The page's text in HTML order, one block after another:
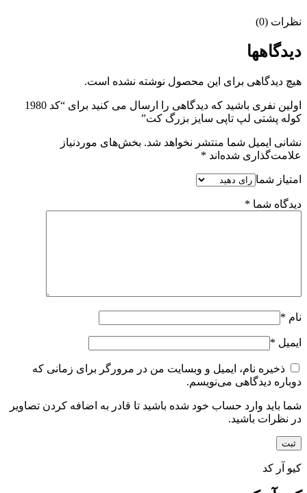
نظرات (0)
دیدگاهها
هیچ دیدگاهی برای این محصول نوشته نشده است.
اولین نفری باشید که دیدگاهی را ارسال می کنید برای “کد 1980
کوله پشتی لپ تاپی سایز بزرگ کت”
نشانی ایمیل شما منتشر نخواهد شد. بخش‌های موردنیاز
علامت‌گذاری شده‌اند *
امتیاز شما
دیدگاه شما *
نام *
ایمیل *
ذخیره نام، ایمیل و وبسایت من در مرورگر برای زمانی که
دوباره دیدگاهی می‌نویسم.
شما باید وارد حساب خود شده باشید تا قادر به اضافه کردن تصاویر
در نظرات باشید.
کیو آر کد